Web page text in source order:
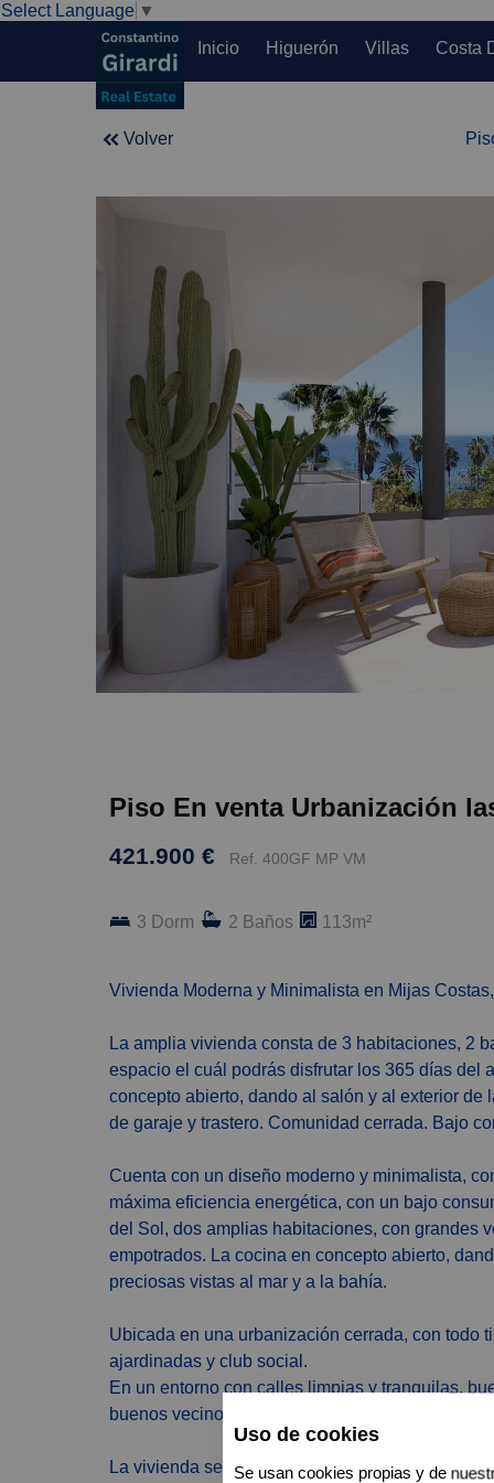
Select Language ▼
Inicio
Higuerón Villas Costa
Volver
Piso En venta Urbanización
421.900 € Ref. 400GF MP VM
3 Dorm 2 Baños 113m²
Vivienda Moderna y Minimalista en Mijas
La amplia vivienda consta de 3 habitaciones, 2
espacio el cuál podrás disfrutar los 365 días del
concepto abierto, dando al salón y al exterior
de garaje y trastero. Comunidad cerrada. Bajo
Cuenta con un diseño moderno y minimalista,
máxima eficiencia energética, con un bajo
del Sol, dos amplias habitaciones, con grandes
empotrados. La cocina en concepto abierto,
preciosas vistas al mar y a la bahía.
Ubicada en una urbanización cerrada, con todo
ajardinadas y club social.
En un entorno con calles limpias y tranquilas,
buenos vecinos. Está al día de todas las
La vivienda se encuentra cerca de la playa,
Uso de cookies
Se usan cookies propias y de